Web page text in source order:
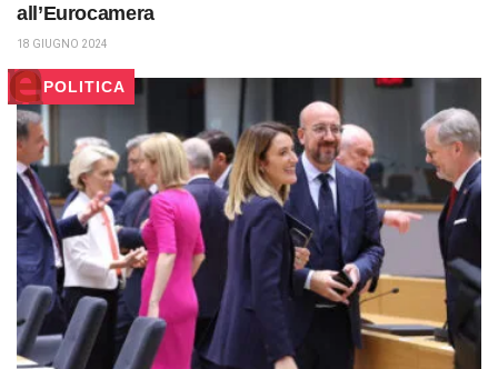
all’Eurocamera
18 GIUGNO 2024
POLITICA